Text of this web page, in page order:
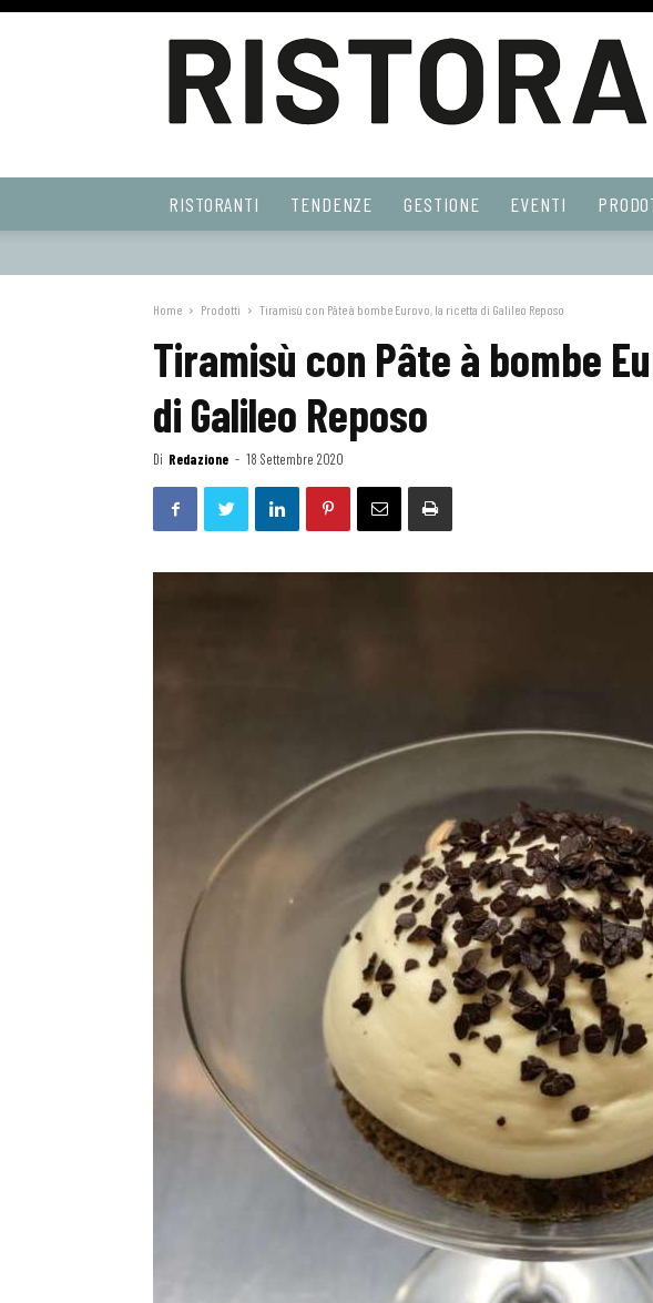
Web
RISTORANTI TENDENZE GESTIONE EVENTI
Home Prodotti Tiramisù con Pâte à bombe Eurovo, la ricetta di Galileo Reposo
Tiramisù con Pâte à bombe
di Galileo Reposo
Di Redazione - 18 Settembre 2020